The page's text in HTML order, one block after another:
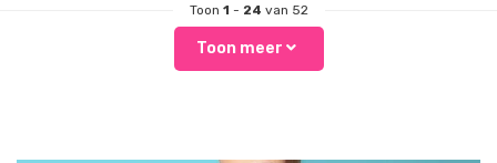
Toon 1 - 24 van 52
Toon meer